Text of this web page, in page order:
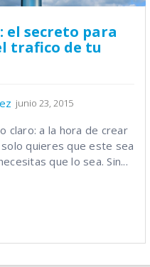
el secreto para
trafico de tu
junio 23, 2015
claro: a la hora de crear
quieres que este sea
que lo sea. Sin...